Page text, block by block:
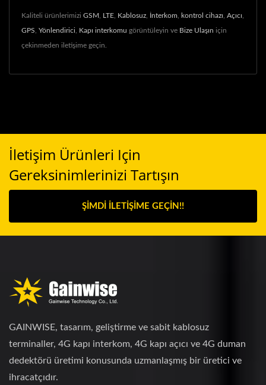
Kaliteli ürünlerimizi GSM LTE Kablosuz İnterkom kontrol cihazı Açıcı
GPS Yönlendirici Kapı interkomu görüntüleyin ve Bize Ulaşın için
çekinmeden iletişime geçin.
İletişim Ürünleri Için
Gereksinimlerinizi Tartışın
ŞIMDI İLETIŞIME GEÇIN!!
GAINWISE, tasarım, geliştirme ve sabit kablosuz
terminaller, 4G kapı interkom, 4G kapı açıcı ve 4G duman
dedektörü üretimi konusunda uzmanlaşmış bir üretici ve
ihracatçıdır.